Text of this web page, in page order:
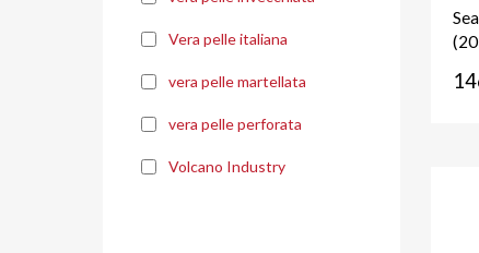
Vera pelle italiana
vera pelle martellata
vera pelle perforata
Volcano Industry